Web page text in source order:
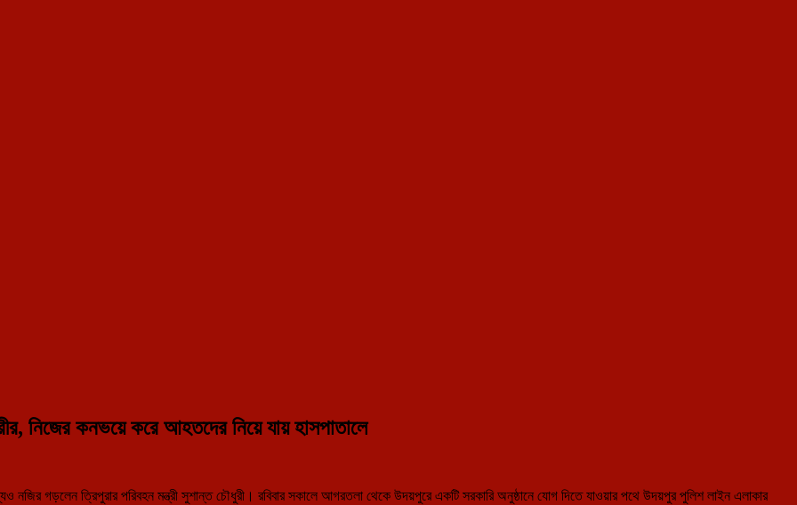
portal in Tripura.
নিজের কনভয়ে করে আহতদের নিয়ে যায় হাসপাতালে
নজির গড়লেন ত্রিপুরার পরিবহন মন্ত্রী সুশান্ত চৌধুরী। রবিবার সকালে আগরতলা থেকে উদয়পুরে একটি সরকারি অনুষ্ঠানে যোগ দিতে যাওয়ার পথে উদয়পুর পুলিশ লাইন এলাকার